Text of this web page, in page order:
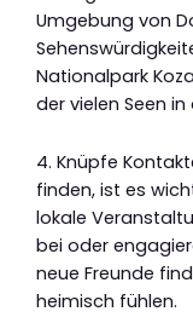
Umgebung von
Nationalpark
der vielen Seen in
4. Knüpfe
finden, ist es
lokale
bei oder
neue Freunde
heimisch fühlen.